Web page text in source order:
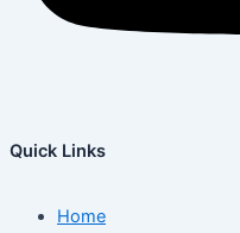
Quick Links
Home